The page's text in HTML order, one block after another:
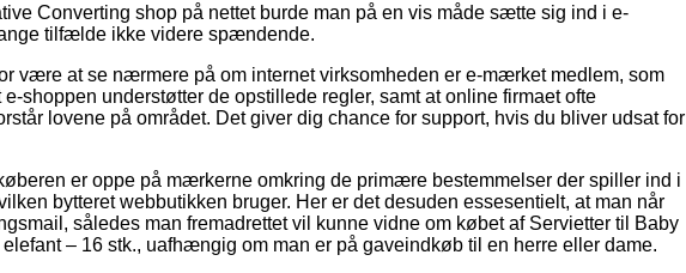
Converting shop på nettet burde man på en vis måde sætte sig ind i e-
tilfælde ikke videre spændende.
være at se nærmere på om internet virksomheden er e-mærket medlem, som
shoppen understøtter de opstillede regler, samt at online firmaet ofte
lovene på området. Det giver dig chance for support, hvis du bliver udsat for
er oppe på mærkerne omkring de primære bestemmelser der spiller ind i
bytteret webbutikken bruger. Her er det desuden essesentielt, at man når
således man fremadrettet vil kunne vidne om købet af Servietter til Baby
– 16 stk., uafhængig om man er på gaveindkøb til en herre eller dame.